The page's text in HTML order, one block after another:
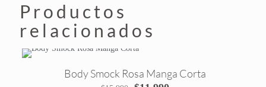
Productos
relacionados
Body Smock Rosa Manga Corta